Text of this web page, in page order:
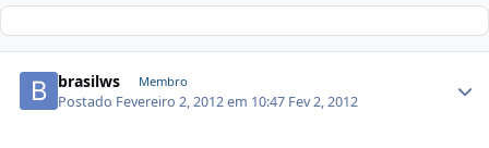
brasilws Membro
Postado Fevereiro 2, 2012 em 10:47 Fev 2, 2012